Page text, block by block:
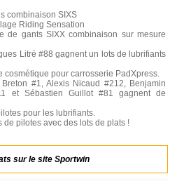
combinaison SIXS
Riding Sensation
de gants SIXX combinaison sur mesure
Litré #88 gagnent un lots de lubrifiants
cosmétique pour carrosserie PadXpress.
#1, Alexis Nicaud #212, Benjamin
et Sébastien Guillot #81 gagnent de
pour les lubrifiants.
de pilotes avec des lots de plats !
sur le site Sportwin